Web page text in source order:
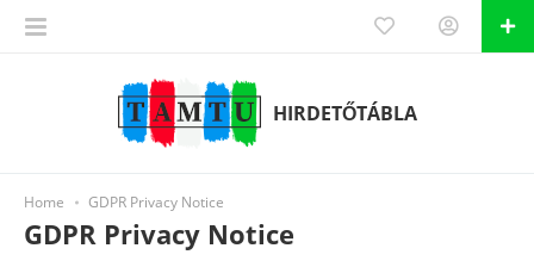
HIRDETŐTÁBLA
Home GDPR Privacy Notice
GDPR Privacy Notice